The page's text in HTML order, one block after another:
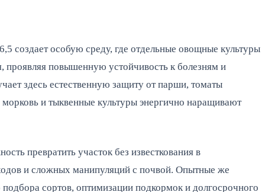
создает особую среду, где отдельные овощные культуры
проявляя повышенную устойчивость к болезням и
здесь естественную защиту от парши, томаты
и тыквенные культуры энергично наращивают
превратить участок без известкования в
и сложных манипуляций с почвой. Опытные же
сортов, оптимизации подкормок и долгосрочного